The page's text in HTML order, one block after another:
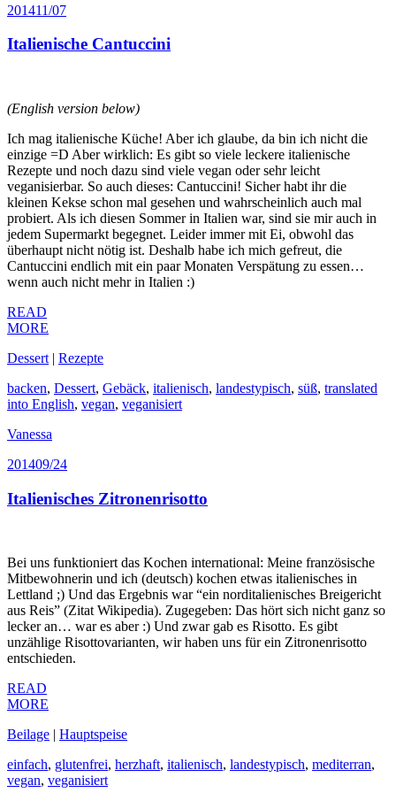
201411/07
Italienische Cantuccini
(English version below)
Ich mag italienische Küche! Aber ich glaube, da bin ich nicht die
einzige =D Aber wirklich: Es gibt so viele leckere italienische
Rezepte und noch dazu sind viele vegan oder sehr leicht
veganisierbar. So auch dieses: Cantuccini! Sicher habt ihr die
kleinen Kekse schon mal gesehen und wahrscheinlich auch mal
probiert. Als ich diesen Sommer in Italien war, sind sie mir auch in
jedem Supermarkt begegnet. Leider immer mit Ei, obwohl das
überhaupt nicht nötig ist. Deshalb habe ich mich gefreut, die
Cantuccini endlich mit ein paar Monaten Verspätung zu essen…
wenn auch nicht mehr in Italien :)
READ
MORE
Dessert | Rezepte
backen, Dessert, Gebäck, italienisch, landestypisch, süß, translated
into English, vegan, veganisiert
Vanessa
201409/24
Italienisches Zitronenrisotto
Bei uns funktioniert das Kochen international: Meine französische
Mitbewohnerin und ich (deutsch) kochen etwas italienisches in
Lettland ;) Und das Ergebnis war “ein norditalienisches Breigericht
aus Reis” (Zitat Wikipedia). Zugegeben: Das hört sich nicht ganz so
lecker an… war es aber :) Und zwar gab es Risotto. Es gibt
unzählige Risottovarianten, wir haben uns für ein Zitronenrisotto
entschieden.
READ
MORE
Beilage | Hauptspeise
einfach, glutenfrei, herzhaft, italienisch, landestypisch, mediterran,
vegan, veganisiert